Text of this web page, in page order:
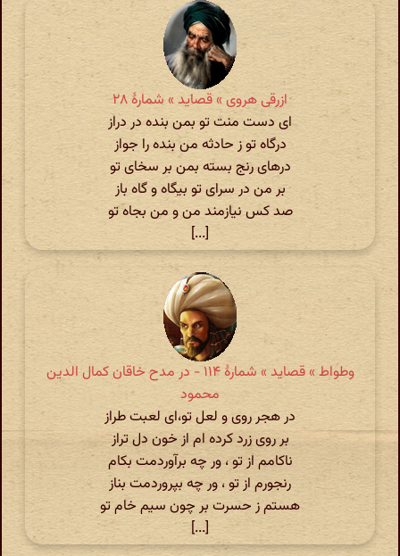
ازرقی هروی » قصاید » شمارهٔ ۲۸
ای دست منت تو بمن بنده در دراز
درگاه تو ز حادثه من بنده را جواز
درهای رنج بسته بمن بر سخای تو
بر من در سرای تو بیگاه و گاه باز
صد کس نیازمند من و من بجاه تو
[...]
وطواط » قصاید » شمارهٔ ۱۱۴ - در مدح خاقان کمال الدین
محمود
در هجر روی و لعل تو،ای لعبت طراز
بر روی زرد کرده ام از خون دل تراز
ناکامم از تو ، ور چه برآوردمت بکام
رنجورم از تو ، ور چه بپروردمت بناز
هستم ز حسرت بر چون سیم خام تو
[...]